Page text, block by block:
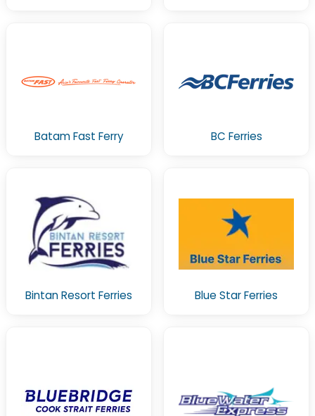
Batam Fast Ferry BC Ferries
Bintan Resort Ferries Blue Star Ferries